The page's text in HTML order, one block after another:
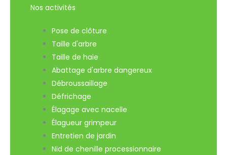
Nos activités
Pose de clôture
Taille d'arbre
Taille de haie
Abattage d'arbre dangereux
Débroussaillage
Défrichage
Élagage avec nacelle
Élagueur grimpeur
Entretien de jardin
Nid de chenille processionnaire